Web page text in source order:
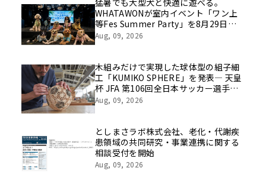
猛暑でも大型犬と快適に遊べる。
WHATAWONが室内イベント「ワン上
等Fes Summer Party」を8月29日開
催
Aug, 09, 2026
木組みだけで実現した球体型の組子細
工「KUMIKO SPHERE」を発表― 天皇
杯 JFA 第106回全日本サッカー選手権
大会の公式ビジュアルにも採用 ―
Aug, 09, 2026
としまさラボ株式会社、老化・代謝疾
患領域の共同研究・事業連携に関する
相談受付を開始
Aug, 09, 2026